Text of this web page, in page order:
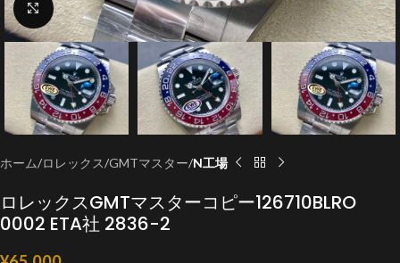
クリックで拡大
ホーム ロレックス GMTマスター N工場
ロレックスGMTマスターコピー126710BLRO
0002 ETA社 2836-2